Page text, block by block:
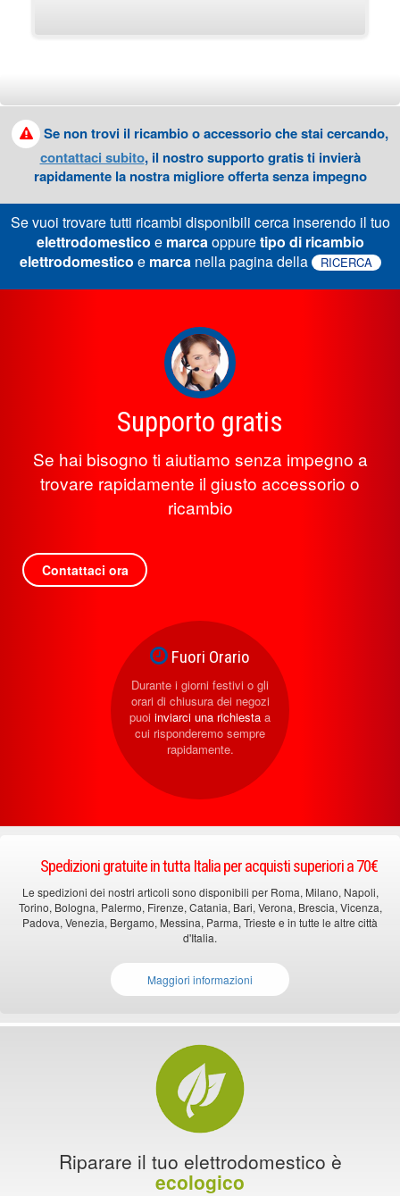
Se non trovi il ricambio o accessorio che stai cercando,
contattaci subito, il nostro supporto gratis ti invierà
rapidamente la nostra migliore offerta senza impegno
Se vuoi trovare tutti ricambi disponibili cerca inserendo il tuo
elettrodomestico e marcaoppuretipo di ricambio
elettrodomestico e marcanella pagina della RICERCA
Supporto gratis
Se hai bisogno ti aiutiamo senza impegno a
trovare rapidamente il giusto accessorio o
ricambio
Contattaci ora
Fuori Orario
Durante i giorni festivi o gli
orari di chiusura dei negozi
puoi inviarci una richiesta a
cui risponderemo sempre
rapidamente.
Spedizioni gratuite in tutta Italia per acquisti superiori a 70€
Le spedizioni dei nostri articoli sono disponibili per Roma, Milano, Napoli,
Torino, Bologna, Palermo, Firenze, Catania, Bari, Verona, Brescia, Vicenza,
Padova, Venezia, Bergamo, Messina, Parma, Trieste e in tutte le altre città
d'Italia.
Maggiori informazioni
Riparare il tuo elettrodomestico è
ecologico